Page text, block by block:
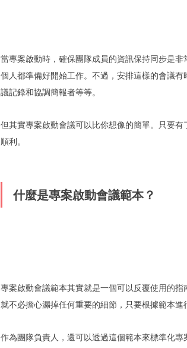
當專案啟動時，確保團隊成員的資訊保持同步是
個人都準備好開始工作。不過，安排這樣的會議
議記錄和協調簡報者等等。
但其實專案啟動會議可以比你想像的簡單。只要
順利。
什麼是專案啟動會議範本？
專案啟動會議範本其實就是一個可以反覆使用的
就不必擔心漏掉任何重要的細節，只要根據範本進
作為團隊負責人，還可以透過這個範本來標準化